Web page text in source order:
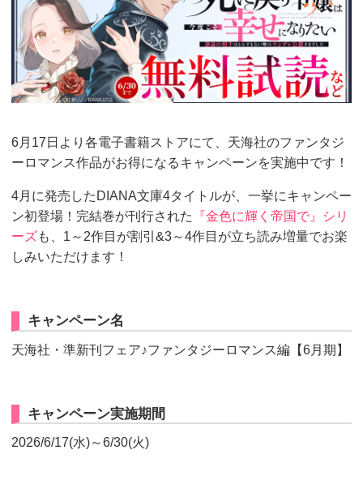
6月17日より各電子書籍ストアにて、天海社のファンタジ
ーロマンス作品がお得になるキャンペーンを実施中です！
4月に発売したDIANA文庫4タイトルが、一挙にキャンペー
ン初登場！完結巻が刊行された
『金色に輝く帝国で』シリ
ーズも、1～2作目が割引&3～4作目が立ち読み増量でお楽
しみいただけます！
キャンペーン名
天海社・準新刊フェア♪ファンタジーロマンス編【6月期】
キャンペーン実施期間
2026/6/17(水)～6/30(火)